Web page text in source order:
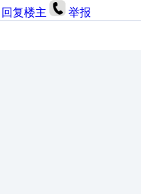
回复楼主 举报